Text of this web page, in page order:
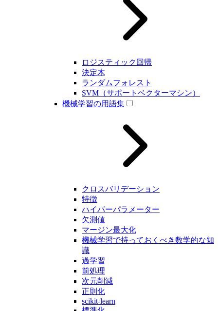
ロジスティック回帰
決定木
ランダムフォレスト
SVM（サポートベクターマシン）
機械学習の用語集
クロスバリデーション
特徴
ハイパーパラメーター
欠測値
マージン最大化
機械学習で持っておくべき数学的な知
識
過学習
前処理
次元削減
正則化
scikit-learn